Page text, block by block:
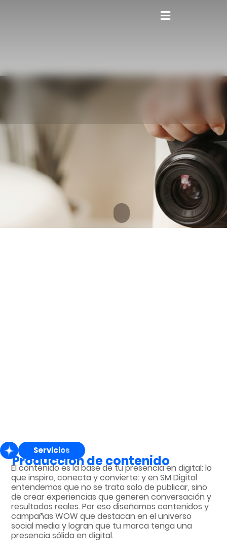
Servicios
Producción decontenido
El contenido es la base de tu presencia en digital: lo
que inspira, conecta y convierte: y en SM Digital
entendemos que no se trata solo de publicar, sino
de crear experiencias que generen conversación y
resultados reales. Por eso diseñamos contenidos y
campañas WOW que destacan en el universo
social media y logran que tu marca tenga una
presencia sólida en digital.